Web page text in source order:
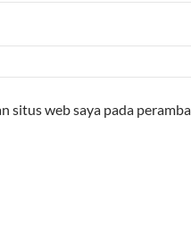
situs web saya pada